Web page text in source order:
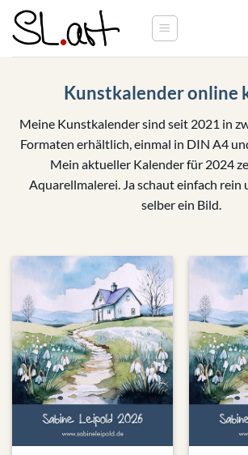
Zum
Inhalt
springen
Kunstkalender online
Meine Kunstkalender sind seit 2021 in
Formaten erhältlich, einmal in DIN A4
Mein aktueller Kalender für 2024
Aquarellmalerei. Ja schaut einfach rein
selber ein Bild.